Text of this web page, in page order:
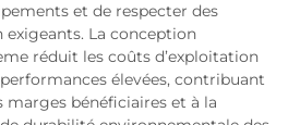
et de respecter des
La conception
réduit les coûts d’exploitation
élevées, contribuant
marges bénéficiaires et à la